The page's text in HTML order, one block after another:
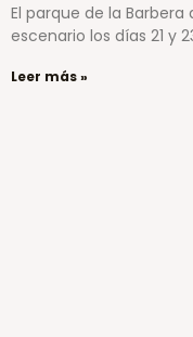
El parque de la Barbera
escenario los días 21 y
Leer más »